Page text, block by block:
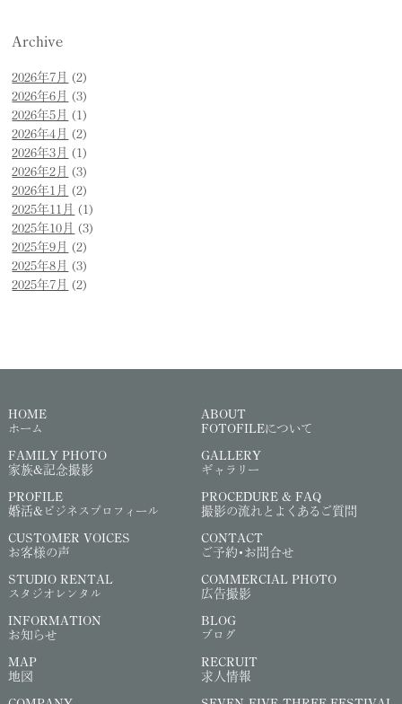
Archive
2026年7月 (2)
2026年6月 (3)
2026年5月 (1)
2026年4月 (2)
2026年3月 (1)
2026年2月 (3)
2026年1月 (2)
2025年11月 (1)
2025年10月 (3)
2025年9月 (2)
2025年8月 (3)
2025年7月 (2)
HOME
ホーム
ABOUT
FOTOFILEについて
FAMILY PHOTO
家族&記念撮影
GALLERY
ギャラリー
PROFILE
婚活&ビジネスプロフィール
PROCEDURE & FAQ
撮影の流れとよくあるご質問
CUSTOMER VOICES
お客様の声
CONTACT
ご予約・お問合せ
STUDIO RENTAL
スタジオレンタル
COMMERCIAL PHOTO
広告撮影
INFORMATION
お知らせ
BLOG
ブログ
MAP
地図
RECRUIT
求人情報